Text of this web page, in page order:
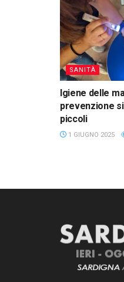
SANITÀ
Igiene delle
prevenzione
piccoli
1 GIUGNO 2025